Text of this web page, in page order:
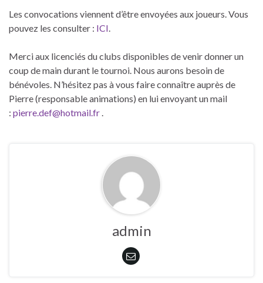
Les convocations viennent d’être envoyées aux joueurs. Vous
pouvez les consulter : ICI.
Merci aux licenciés du clubs disponibles de venir donner un
coup de main durant le tournoi. Nous aurons besoin de
bénévoles. N’hésitez pas à vous faire connaître auprès de
Pierre (responsable animations) en lui envoyant un mail
: pierre.def@hotmail.fr .
admin